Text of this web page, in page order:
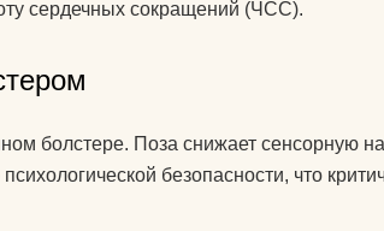
сердечных сокращений (ЧСС).
болстере. Поза снижает сенсорную
безопасности, что